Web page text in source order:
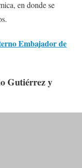
en donde se
Embajador de
Gutiérrez y